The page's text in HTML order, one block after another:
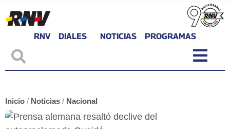
RNV DIALES NOTICIAS PROGRAMAS
Inicio / Noticias / Nacional